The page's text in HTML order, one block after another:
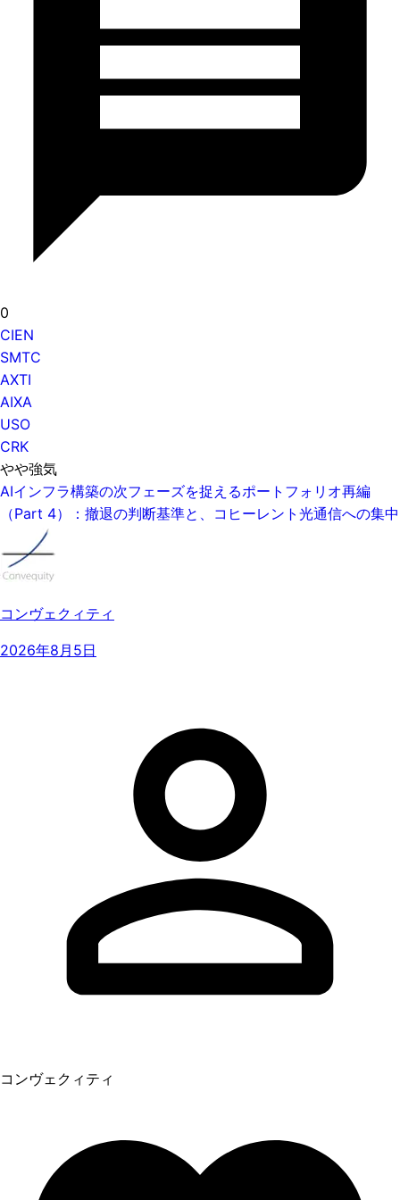
0
CIEN
SMTC
AXTI
AIXA
USO
CRK
やや強気
AIインフラ構築の次フェーズを捉えるポートフォリオ再編
（Part 4）：撤退の判断基準と、コヒーレント光通信への集中
コンヴェクィティ
2026年8月5日
コンヴェクィティ